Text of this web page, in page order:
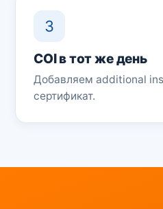
3
COI в тот же день
Добавляем additional
сертификат.